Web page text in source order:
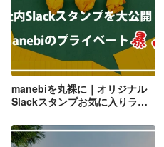
manebiを丸裸に｜オリジナル
Slackスタンプお気に入りラン
画】